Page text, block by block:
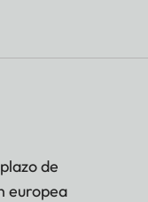
de
europea